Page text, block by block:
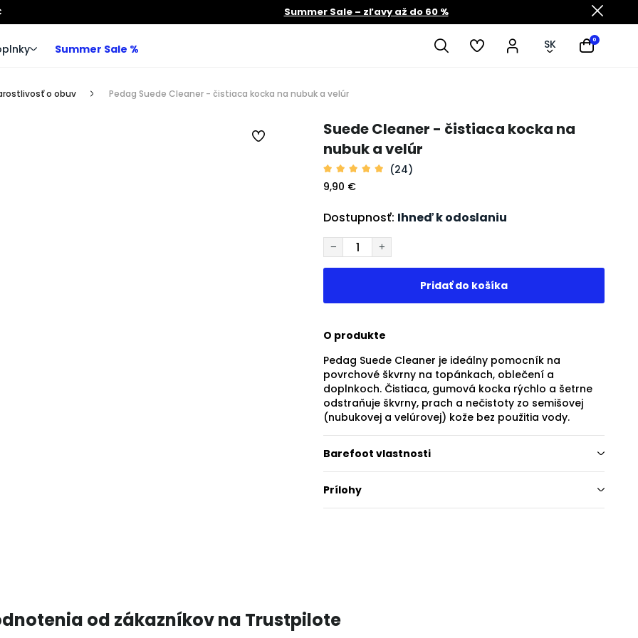
Summer Sale – zľavy až do 60 %
Summer Sale % SK 0
o obuv Pedag Suede Cleaner - čistiaca kocka na nubuk a velúr
Suede Cleaner - čistiaca kocka na
nubuk a velúr
(24)
9,90 €
Dostupnosť: Ihneď k odoslaniu
− +
Pridať do košíka
O produkte
Pedag Suede Cleaner je ideálny pomocník na
povrchové škvrny na topánkach, oblečení a
doplnkoch. Čistiaca, gumová kocka rýchlo a šetrne
odstraňuje škvrny, prach a nečistoty zo semišovej
(nubukovej a velúrovej) kože bez použitia vody.
Barefoot vlastnosti
Prílohy
od zákazníkov na Trustpilote